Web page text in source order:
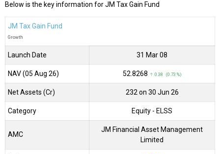
Below is the key information for JM Tax Gain Fund
JM Tax Gain Fund
Growth
Launch Date 31 Mar 08
NAV (05 Aug 26) ₹52.8268 ↑ 0.38 (0.73 %)
Net Assets (Cr) ₹232 on 30 Jun 26
Category Equity - ELSS
AMC
JM Financial Asset Management
Limited